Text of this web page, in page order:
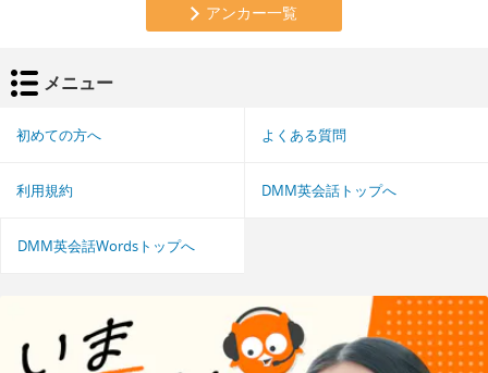
アンカー一覧
メニュー
初めての方へ よくある質問
利用規約 DMM英会話トップへ
DMM英会話Wordsトップへ